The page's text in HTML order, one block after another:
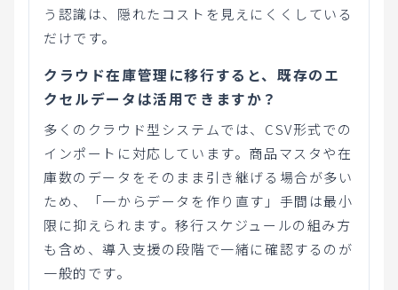
う認識は、隠れたコストを見えにくくしている
だけです。
クラウド在庫管理に移行すると、既存のエ
クセルデータは活用できますか？
多くのクラウド型システムでは、CSV形式での
インポートに対応しています。商品マスタや在
庫数のデータをそのまま引き継げる場合が多い
ため、「一からデータを作り直す」手間は最小
限に抑えられます。移行スケジュールの組み方
も含め、導入支援の段階で一緒に確認するのが
一般的です。